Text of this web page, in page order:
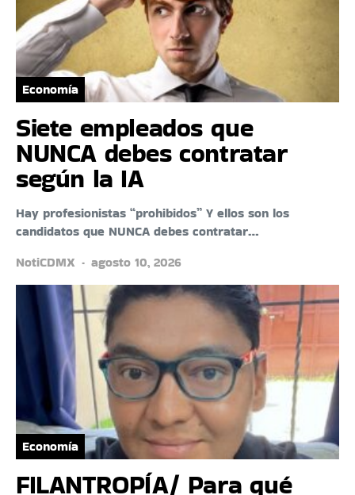
Economía
Siete empleados que
NUNCA debes contratar
según la IA
Hay profesionistas “prohibidos” Y ellos son los
candidatos que NUNCA debes contratar…
NotiCDMX
agosto 10, 2026
Economía
FILANTROPÍA/ Para qué